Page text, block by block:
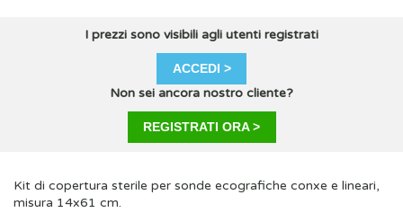
I prezzi sono visibili agli utenti registrati
ACCEDI >
Non sei ancora nostro cliente?
REGISTRATI ORA >
Kit di copertura sterile per sonde ecografiche conxe e lineari,
misura 14x61 cm.